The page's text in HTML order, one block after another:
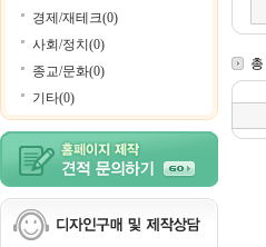
경제/재테크(0)
사회/정치(0)
종교/문화(0)
기타(0)
총